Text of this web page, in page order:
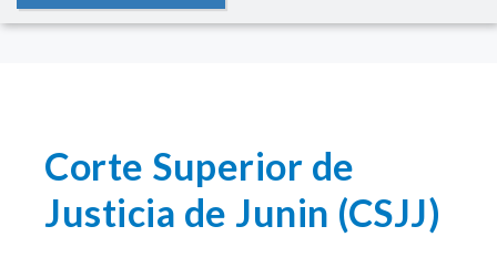
Corte Superior de
Justicia de Junin (CSJJ)